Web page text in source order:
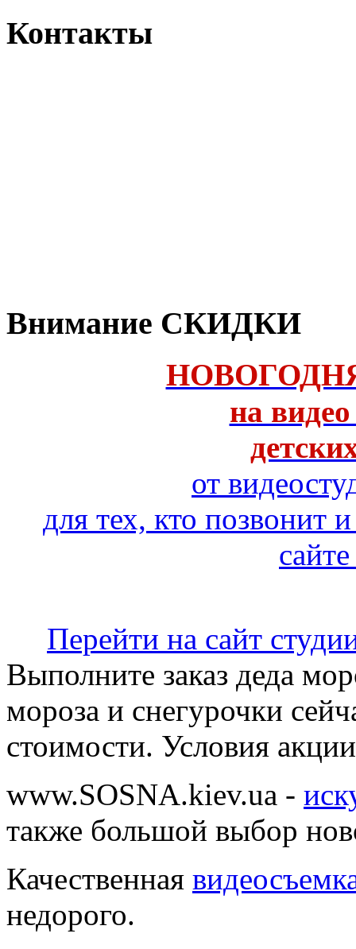
Контакты
Внимание СКИДКИ
на
от
для тех, кто позвонит
Перейти на сайт
Выполните заказ деда
мороза и снегурочки
стоимости. Условия
www.SOSNA.kiev.ua -
также большой выбор
Качественная
недорого.